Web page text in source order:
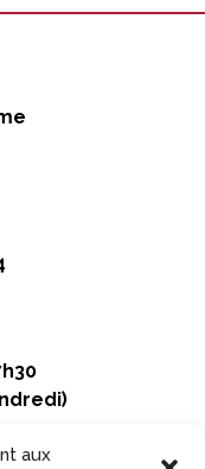
aux